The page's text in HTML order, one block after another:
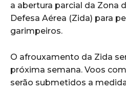
a abertura parcial da Zona
Defesa Aérea (Zida) para
garimpeiros.
O afrouxamento da Zida
próxima semana. Voos
serão submetidos a